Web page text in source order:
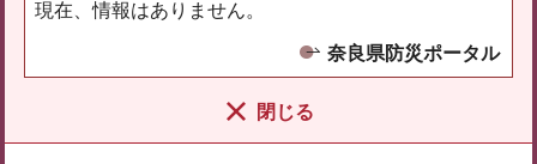
現在、情報はありません。
奈良県防災ポータル
閉じる